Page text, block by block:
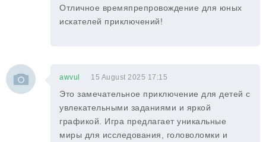
Отличное времяпрепровождение для юных
искателей приключений!
awvul 15 August 2025 17:15
Это замечательное приключение для детей с
увлекательными заданиями и яркой
графикой. Игра предлагает уникальные
миры для исследования, головоломки и